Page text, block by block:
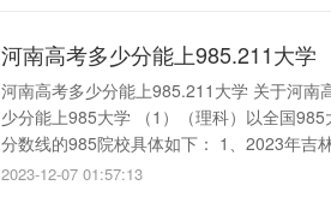
河南高考多少分能上985.211大学
河南高考多少分能上985.211大学 关于河南高考能上985、211大学的分数如下： 一、河南高考多
少分能上985大学 （1）（理科）以全国985大学面向河南省招生录取分数线为例，五所最低录取
分数线的985院校具体如下： 1、2023年吉林大学在河南省的最低录取分数线为530分，对应录取
位次为86614； 2、2023年电子科
2023-12-07 01:57:13